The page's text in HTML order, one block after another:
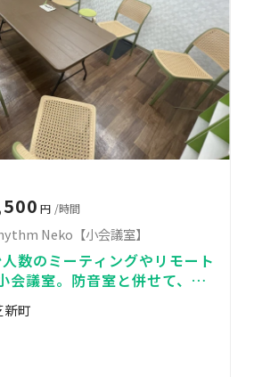
円 /時間
Neko【小会議室】
人数のミーティングやリモート
会議室。防音室と併せて、イ
物置き場としての利用も便利
新町